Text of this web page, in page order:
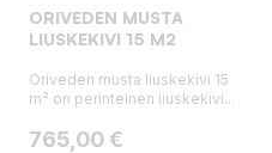
ORIVEDEN MUSTA
LIUSKEKIVI 15 M2
Oriveden musta liuskekivi 15
m² on perinteinen liuskekivi...
Hinta
765,00 €